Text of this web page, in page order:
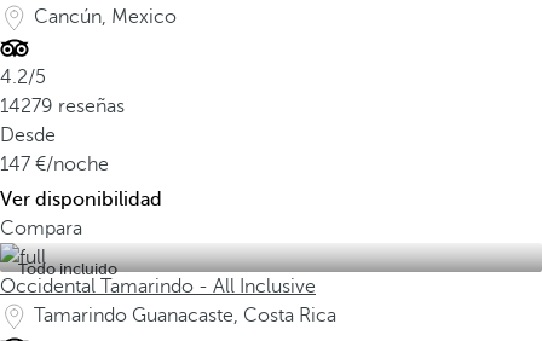
Cancún, Mexico
4.2/5
14279 reseñas
Desde
147
/noche
Ver disponibilidad
Compara
Todo incluido
Occidental Tamarindo - All Inclusive
Tamarindo Guanacaste, Costa Rica